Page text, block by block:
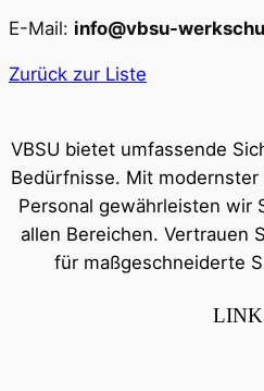
E-Mail: info@vbsu-
Zurück zur Liste
VBSU bietet umfassende
Bedürfnisse. Mit
Personal gewährleisten wir
allen Bereichen. Vertrauen
für maßgeschneiderte